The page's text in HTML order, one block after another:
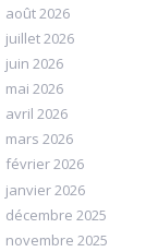
août 2026
juillet 2026
juin 2026
mai 2026
avril 2026
mars 2026
février 2026
janvier 2026
décembre 2025
novembre 2025